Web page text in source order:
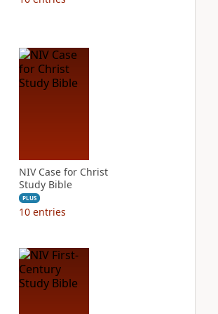
NIV Case for Christ
Study Bible
PLUS
10 entries